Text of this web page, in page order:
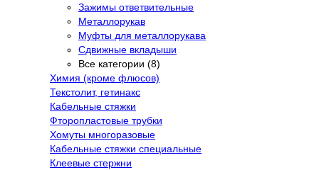
Зажимы ответвительные
Металлорукав
Муфты для металлорукава
Сдвижные вкладыши
Все категории (8)
Химия (кроме флюсов)
Текстолит, гетинакс
Кабельные стяжки
Фторопластовые трубки
Хомуты многоразовые
Кабельные стяжки специальные
Клеевые стержни